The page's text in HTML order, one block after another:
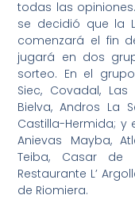
todas las
se decidió que la
comenzará el fin
jugará en dos
sorteo. En el
Siec, Covadal,
Bielva, Andros La
Castilla-Hermida; y
Anievas Mayba,
Teiba, Casar de
Restaurante L’
de Riomiera.